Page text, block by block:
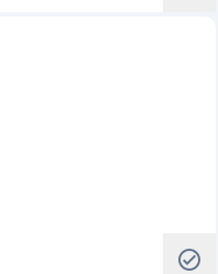
check_circle